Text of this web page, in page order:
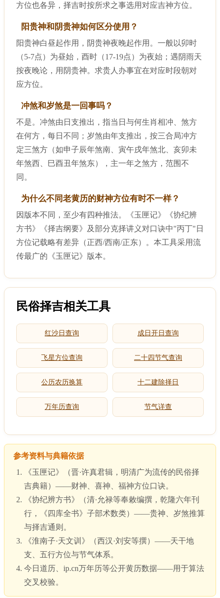
方位也各异，择吉时按所求之事选用对应吉神方位。
阳贵神和阴贵神如何区分使用？
阳贵神白昼起作用，阴贵神夜晚起作用。一般以卯时
（5-7点）为昼始，酉时（17-19点）为夜始；遇阴雨天
按夜晚论，用阴贵神。求贵人办事宜在对应时段朝对
应方位。
冲煞和岁煞是一回事吗？
不是。冲煞由日支推出，指当日与何生肖相冲、煞方
在何方，每日不同；岁煞由年支推出，按三合局冲方
定三煞方（如申子辰年煞南、寅午戌年煞北、亥卯未
年煞西、巳酉丑年煞东），主一年之煞方，范围不
同。
为什么不同老黄历的财神方位有时不一样？
因版本不同，至少有四种推法。《玉匣记》《协纪辨
方书》《择吉纲要》及部分克择讲义对口诀中"丙丁"日
方位记载略有差异（正西/西南/正东）。本工具采用流
传最广的《玉匣记》版本。
民俗择吉相关工具
红沙日查询 成日开日查询
飞星方位查询 二十四节气查询
公历农历换算 十二建除择日
万年历查询 节气详查
参考资料与典籍依据
《玉匣记》（晋·许真君辑，明清广为流传的民俗择
吉典籍）——财神、喜神、福神方位口诀。
《协纪辨方书》（清·允禄等奉敕编撰，乾隆六年刊
行，《四库全书》子部术数类）——贵神、岁煞推算
与择吉通则。
《淮南子·天文训》（西汉·刘安等撰）——天干地
支、五行方位与节气体系。
今日道历、ip.cn万年历等公开黄历数据——用于算法
交叉校验。